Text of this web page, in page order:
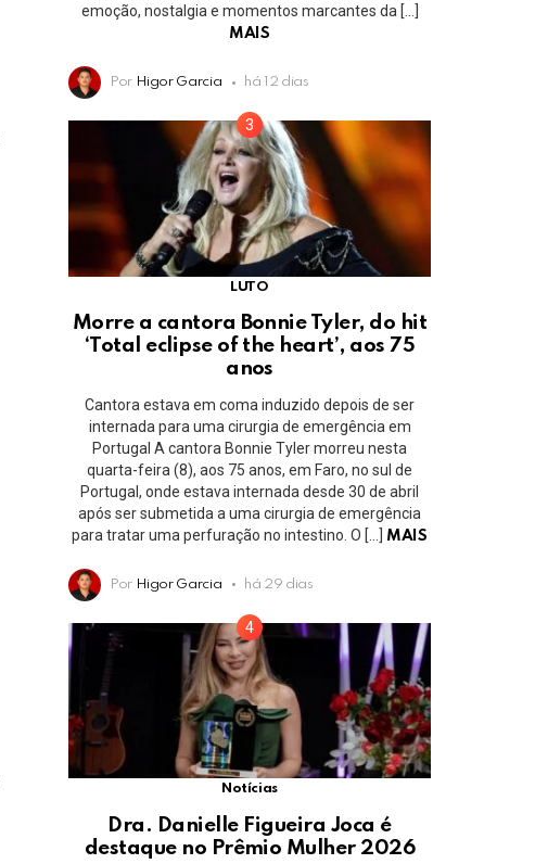
emoção, nostalgia e momentos marcantes da […]
MAIS
Por Higor Garcia há 12 dias
LUTO
Morre a cantora Bonnie Tyler, do hit
‘Total eclipse of the heart’, aos 75
anos
Cantora estava em coma induzido depois de ser
internada para uma cirurgia de emergência em
Portugal A cantora Bonnie Tyler morreu nesta
quarta-feira (8), aos 75 anos, em Faro, no sul de
Portugal, onde estava internada desde 30 de abril
após ser submetida a uma cirurgia de emergência
para tratar uma perfuração no intestino. O […]
MAIS
Por Higor Garcia há 29 dias
Notícias
Dra. Danielle Figueira Joca é
destaque no Prêmio Mulher 2026